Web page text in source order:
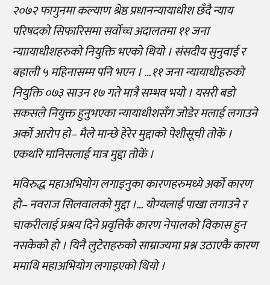
२०७२ फागुनमा कल्याण श्रेष्ठ प्रधानन्यायाधीश छँदै न्याय
परिषदको सिफारिसमा सर्वोच्च अदालतमा ११ जना
न्याायाधीशहरुको नियुक्ति भएको थियो । संसदीय सुनुवाई र
बहाली ५ महिनासम्म पनि भएन । …११ जना न्यायाधीहरुको
नियुक्ति ०७३ साउन १७ गते मात्रै सम्भव भयो । यसरी बडो
सकसले नियुक्त हुनुभएका न्यायाधीशसँग जोडेर मलाई लगाउने
अर्को आरोप हो– मैले मान्छे हेरेर मुद्दाको पेशीसूची तोकें ।
एकथरि मानिसलाई मात्र मुद्दा तोकें ।
मविरुद्ध महाअभियोग लगाइनुका कारणहरुमध्ये अर्को कारण
हो– नवराज सिलवालको मुद्दा ।… योग्यलाई पाखा लगाउने र
चाकरीलाई प्रश्रय दिने प्रवृत्तिकै कारण नेपालको विकास हुन
नसकेको हो । यिनै लुटेराहरुको साम्राज्यमा प्रश्न उठाएकै कारण
ममाथि महाअभियोग लगाइएको थियो ।